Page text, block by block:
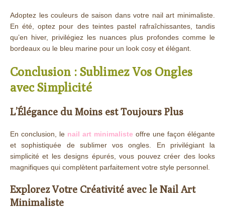
Adoptez les couleurs de saison dans votre nail art minimaliste.
En été, optez pour des teintes pastel rafraîchissantes, tandis
qu’en hiver, privilégiez les nuances plus profondes comme le
bordeaux ou le bleu marine pour un look cosy et élégant.
Conclusion : Sublimez Vos Ongles
avec Simplicité
L’Élégance du Moins est Toujours Plus
En conclusion, le nail art minimaliste offre une façon élégante
et sophistiquée de sublimer vos ongles. En privilégiant la
simplicité et les designs épurés, vous pouvez créer des looks
magnifiques qui complètent parfaitement votre style personnel.
Explorez Votre Créativité avec le Nail Art
Minimaliste